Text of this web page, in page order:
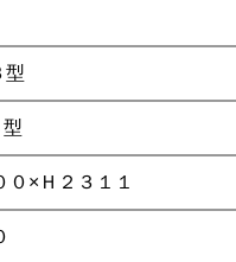
×Ｈ２３１１
０